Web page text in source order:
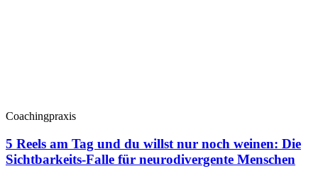
Coachingpraxis
5 Reels am Tag und du willst nur noch weinen: Die
Sichtbarkeits-Falle für neurodivergente Menschen